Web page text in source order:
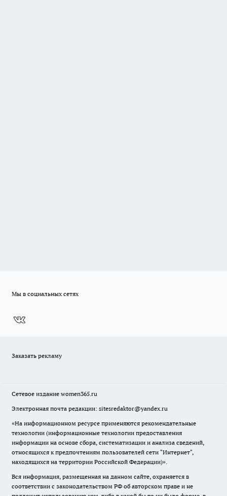
Мы в социальных сетях
Заказать рекламу
Сетевое издание women365.ru
Электронная почта редакции: sitesredaktor@yandex.ru
«На информационном ресурсе применяются рекомендательные
технологии (информационные технологии предоставления
информации на основе сбора, систематизации и анализа сведений,
относящихся к предпочтениям пользователей сети "Интернет",
находящихся на территории Российской Федерации)».
Вся информация, размещенная на данном сайте, охраняется в
соответствии с законодательством РФ об авторском праве и не